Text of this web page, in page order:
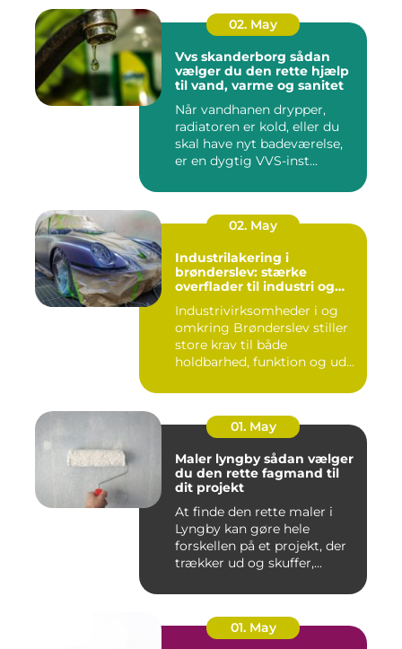
02. May
Vvs skanderborg sådan
vælger du den rette hjælp
til vand, varme og sanitet
Når vandhanen drypper,
radiatoren er kold, eller du
skal have nyt badeværelse,
er en dygtig VVS-inst...
02. May
Industrilakering i
brønderslev: stærke
overflader til industri og
Industrivirksomheder i og
omkring Brønderslev stiller
store krav til både
holdbarhed, funktion og ud...
01. May
Maler lyngby sådan vælger
du den rette fagmand til
dit projekt
At finde den rette maler i
Lyngby kan gøre hele
forskellen på et projekt, der
trækker ud og skuffer,...
01. May